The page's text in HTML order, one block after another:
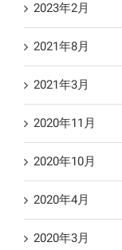
2023年2月
2021年8月
2021年3月
2020年11月
2020年10月
2020年4月
2020年3月